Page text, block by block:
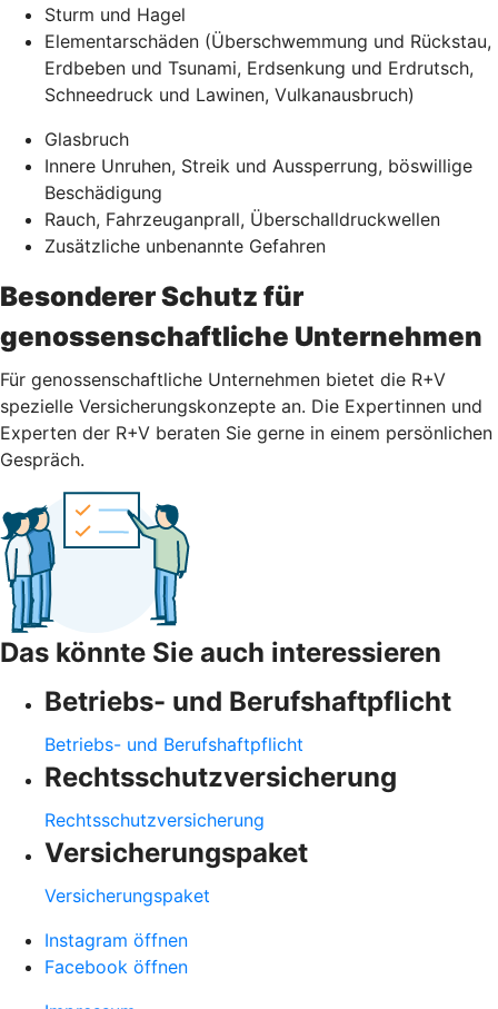
Sturm und Hagel
Elementarschäden (Überschwemmung und Rückstau,
Erdbeben und Tsunami, Erdsenkung und Erdrutsch,
Schneedruck und Lawinen, Vulkanausbruch)
Glasbruch
Innere Unruhen, Streik und Aussperrung, böswillige
Beschädigung
Rauch, Fahrzeuganprall, Überschalldruckwellen
Zusätzliche unbenannte Gefahren
Besonderer Schutz für
genossenschaftliche Unternehmen
Für genossenschaftliche Unternehmen bietet die R+V
spezielle Versicherungskonzepte an. Die Expertinnen und
Experten der R+V beraten Sie gerne in einem persönlichen
Gespräch.
Das könnte Sie auch interessieren
Betriebs- und Berufshaftpflicht
Betriebs- und Berufshaftpflicht
Rechtsschutzversicherung
Rechtsschutzversicherung
Versicherungspaket
Versicherungspaket
Instagram öffnen
Facebook öffnen